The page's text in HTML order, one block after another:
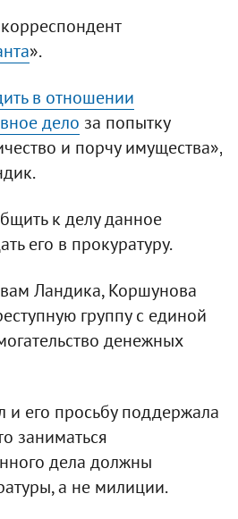
».
в отношении
дело за попытку
и порчу имущества»,
к делу данное
его в прокуратуру.
Ландика, Коршунова
группу с единой
денежных
и его просьбу поддержала
заниматься
дела должны
а не милиции.